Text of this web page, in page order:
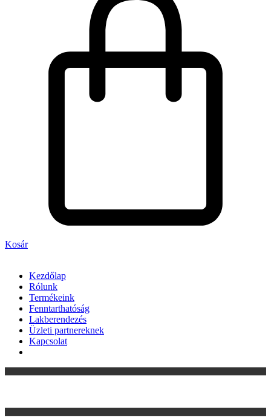
Kosár
Kezdőlap
Rólunk
Termékeink
Fenntarthatóság
Lakberendezés
Üzleti partnereknek
Kapcsolat